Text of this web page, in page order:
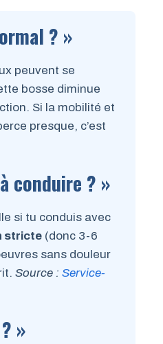
? »
peuvent se
bosse diminue
Si la mobilité et
presque, c’est
conduire ? »
si tu conduis avec
stricte (donc 3-6
sans douleur
Source : Service-
»